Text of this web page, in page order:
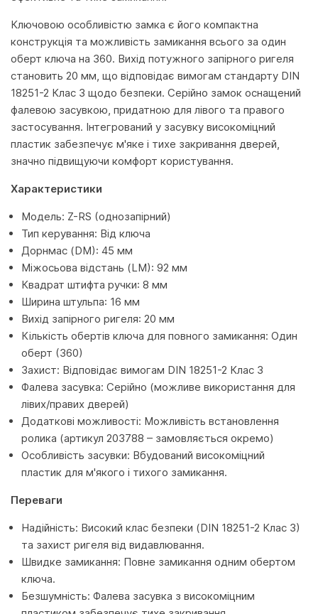
Ключовою особливістю замка є його компактна
конструкція та можливість замикання всього за один
оберт ключа на 360. Вихід потужного запірного ригеля
становить 20 мм, що відповідає вимогам стандарту DIN
18251-2 Клас 3 щодо безпеки. Серійно замок оснащений
фалевою засувкою, придатною для лівого та правого
застосування. Інтегрований у засувку високоміцний
пластик забезпечує м'яке і тихе закривання дверей,
значно підвищуючи комфорт користування.
Характеристики
Модель: Z-RS (однозапірний)
Тип керування: Від ключа
Дорнмас (DM): 45 мм
Міжосьова відстань (LM): 92 мм
Квадрат штифта ручки: 8 мм
Ширина штульпа: 16 мм
Вихід запірного ригеля: 20 мм
Кількість обертів ключа для повного замикання: Один
оберт (360)
Захист: Відповідає вимогам DIN 18251-2 Клас 3
Фалева засувка: Серійно (можливе використання для
лівих/правих дверей)
Додаткові можливості: Можливість встановлення
ролика (артикул 203788 – замовляється окремо)
Особливість засувки: Вбудований високоміцний
пластик для м'якого і тихого замикання.
Переваги
Надійність: Високий клас безпеки (DIN 18251-2 Клас 3)
та захист ригеля від видавлювання.
Швидке замикання: Повне замикання одним обертом
ключа.
Безшумність: Фалева засувка з високоміцним